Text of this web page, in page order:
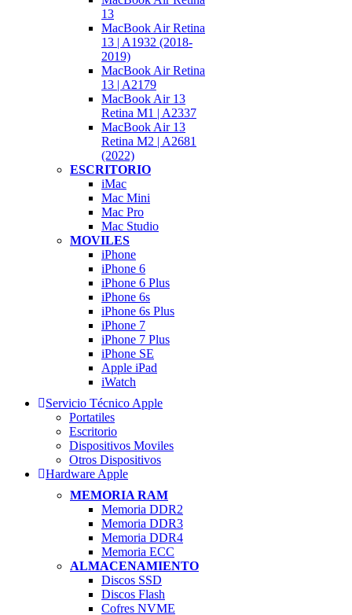
13
MacBook Air Retina
13 | A1932 (2018-
2019)
MacBook Air Retina
13 | A2179
MacBook Air 13
Retina M1 | A2337
MacBook Air 13
Retina M2 | A2681
(2022)
ESCRITORIO
iMac
Mac Mini
Mac Pro
Mac Studio
MOVILES
iPhone
iPhone 6
iPhone 6 Plus
iPhone 6s
iPhone 6s Plus
iPhone 7
iPhone 7 Plus
iPhone SE
Apple iPad
iWatch
Servicio Técnico Apple
Portatiles
Escritorio
Dispositivos Moviles
Otros Dispositivos
Hardware Apple
MEMORIA RAM
Memoria DDR2
Memoria DDR3
Memoria DDR4
Memoria ECC
ALMACENAMIENTO
Discos SSD
Discos Flash
Cofres NVME